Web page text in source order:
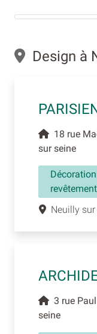
Design à
18 rue
sur seine
Neuilly
3 rue
seine